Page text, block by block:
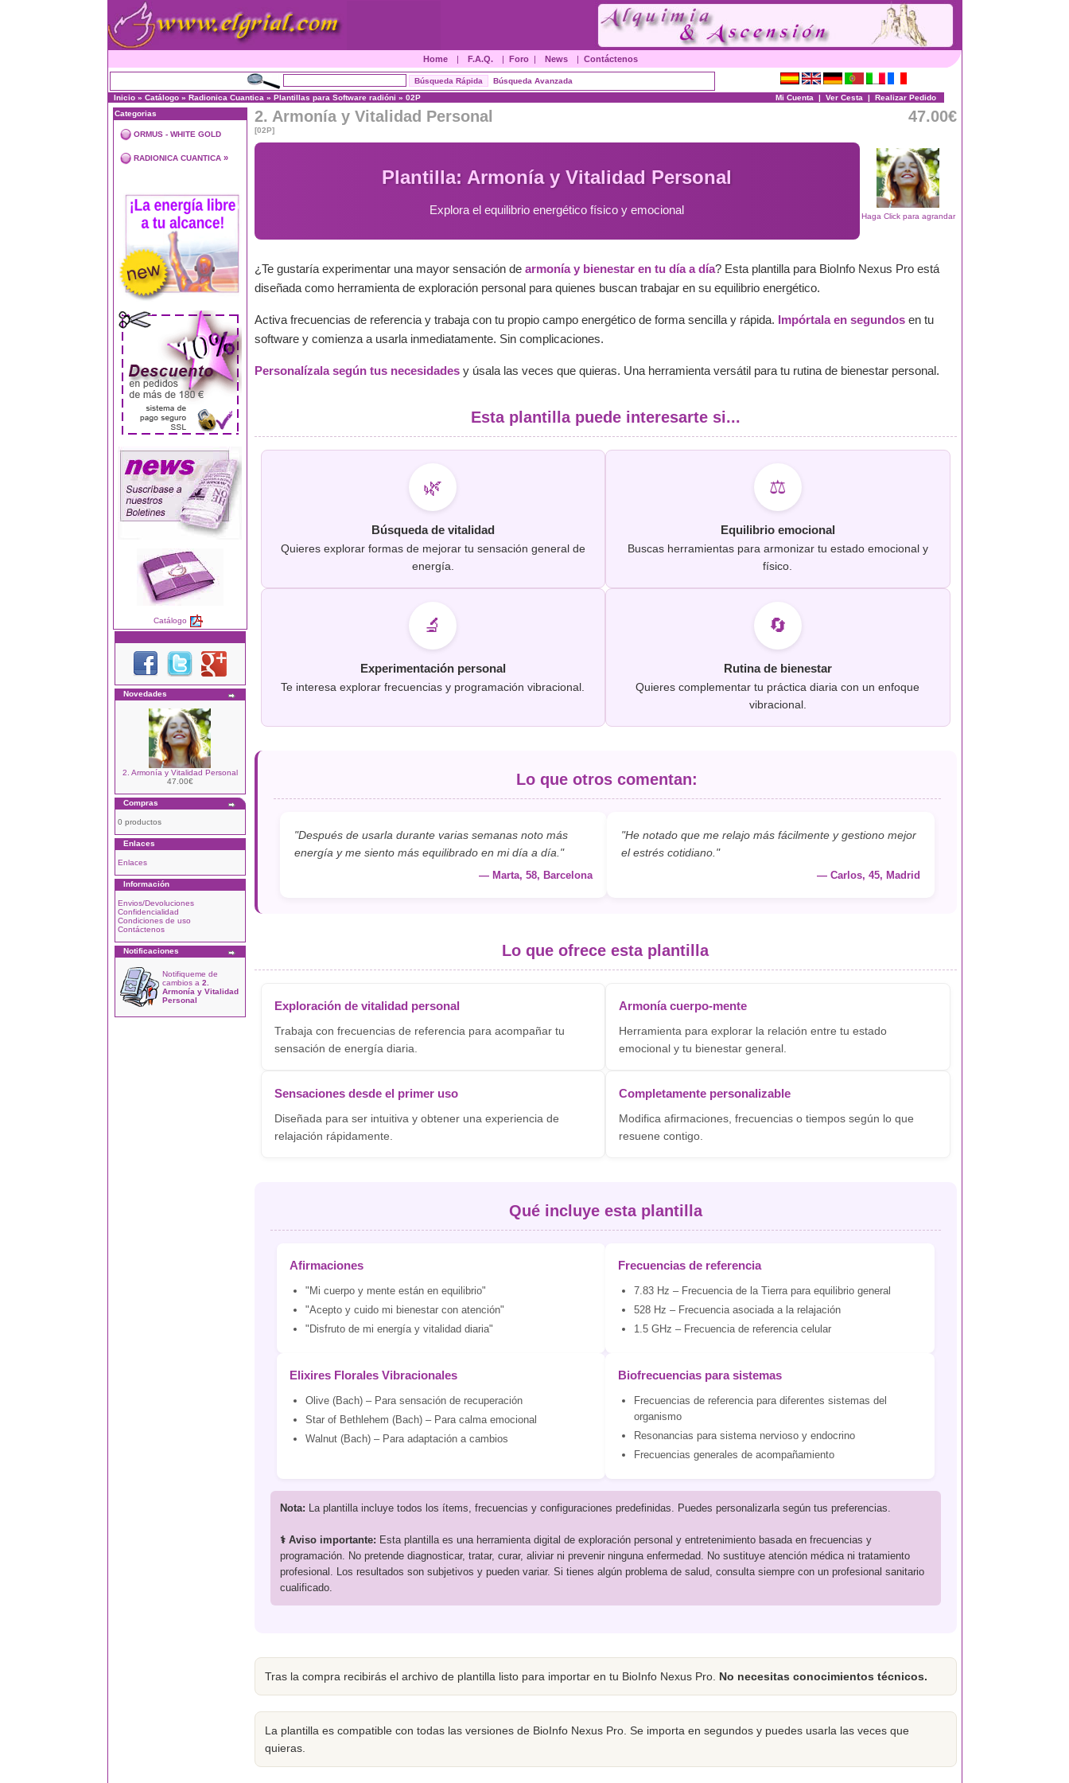
Home | F.A.Q. | Foro| News | Contáctenos
Búsqueda Avanzada
Inicio» Catálogo» Radionica Cuantica » Plantillas para Software radióni » 02P Mi Cuenta | Ver Cesta | Realizar Pedido
Categorias
ORMUS - WHITE GOLD
RADIONICA CUANTICA»
Catálogo
Novedades
2. Armonía y Vitalidad Personal
47.00€
Compras
0 productos
Enlaces
Enlaces
Información
Envios/Devoluciones
Confidencialidad
Condiciones de uso
Contáctenos
Notificaciones
Notifiqueme de
cambios a 2.
Armonía y Vitalidad
Personal
2. Armonía y Vitalidad Personal
[02P]
47.00€
Haga Click para agrandar
Plantilla: Armonía y Vitalidad Personal
Explora el equilibrio energético físico y emocional
¿Te gustaría experimentar una mayor sensación de armonía y bienestar en tu día a día? Esta plantilla para BioInfo Nexus Pro está
diseñada como herramienta de exploración personal para quienes buscan trabajar en su equilibrio energético.
Activa frecuencias de referencia y trabaja con tu propio campo energético de forma sencilla y rápida. Impórtala en segundosen tu
software y comienza a usarla inmediatamente. Sin complicaciones.
Personalízala según tus necesidadesy úsala las veces que quieras. Una herramienta versátil para tu rutina de bienestar personal.
Esta plantilla puede interesarte si...
🌿
Búsqueda de vitalidad
Quieres explorar formas de mejorar tu sensación general de
energía.
⚖️
Equilibrio emocional
Buscas herramientas para armonizar tu estado emocional y
físico.
🔬
Experimentación personal
Te interesa explorar frecuencias y programación vibracional.
🔄
Rutina de bienestar
Quieres complementar tu práctica diaria con un enfoque
vibracional.
Lo que otros comentan:
"Después de usarla durante varias semanas noto más
energía y me siento más equilibrado en mi día a día."
— Marta, 58, Barcelona
"He notado que me relajo más fácilmente y gestiono mejor
el estrés cotidiano."
— Carlos, 45, Madrid
Lo que ofrece esta plantilla
Exploración de vitalidad personal
Trabaja con frecuencias de referencia para acompañar tu
sensación de energía diaria.
Armonía cuerpo-mente
Herramienta para explorar la relación entre tu estado
emocional y tu bienestar general.
Sensaciones desde el primer uso
Diseñada para ser intuitiva y obtener una experiencia de
relajación rápidamente.
Completamente personalizable
Modifica afirmaciones, frecuencias o tiempos según lo que
resuene contigo.
Qué incluye esta plantilla
Afirmaciones
"Mi cuerpo y mente están en equilibrio"
"Acepto y cuido mi bienestar con atención"
"Disfruto de mi energía y vitalidad diaria"
Frecuencias de referencia
7.83 Hz – Frecuencia de la Tierra para equilibrio general
528 Hz – Frecuencia asociada a la relajación
1.5 GHz – Frecuencia de referencia celular
Elixires Florales Vibracionales
Olive (Bach) – Para sensación de recuperación
Star of Bethlehem (Bach) – Para calma emocional
Walnut (Bach) – Para adaptación a cambios
Biofrecuencias para sistemas
Frecuencias de referencia para diferentes sistemas del
organismo
Resonancias para sistema nervioso y endocrino
Frecuencias generales de acompañamiento
Nota: La plantilla incluye todos los ítems, frecuencias y configuraciones predefinidas. Puedes personalizarla según tus preferencias.
⚕️ Aviso importante: Esta plantilla es una herramienta digital de exploración personal y entretenimiento basada en frecuencias y
programación. No pretende diagnosticar, tratar, curar, aliviar ni prevenir ninguna enfermedad. No sustituye atención médica ni tratamiento
profesional. Los resultados son subjetivos y pueden variar. Si tienes algún problema de salud, consulta siempre con un profesional sanitario
cualificado.
Tras la compra recibirás el archivo de plantilla listo para importar en tu BioInfo Nexus Pro. No necesitas conocimientos técnicos.
La plantilla es compatible con todas las versiones de BioInfo Nexus Pro. Se importa en segundos y puedes usarla las veces que
quieras.